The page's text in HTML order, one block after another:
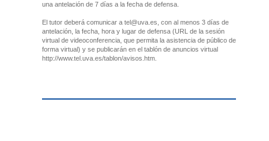
una antelación de 7 días a la fecha de defensa.
El tutor deberá comunicar a tel@uva.es, con al menos 3 días de
antelación, la fecha, hora y lugar de defensa (URL de la sesión
virtual de videoconferencia, que permita la asistencia de público de
forma virtual) y se publicarán en el tablón de anuncios virtual
http://www.tel.uva.es/tablon/avisos.htm.